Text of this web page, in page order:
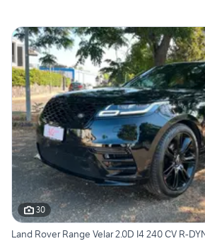
30
Land Rover Range Velar 2.0D I4 240 CV R-